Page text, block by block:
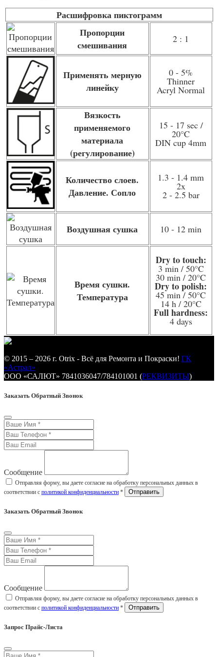
Расшифровка пиктограмм
Пропорции
смешивания
2 : 1
Применять мерную
линейку
0 - 5%
Thinner
Acryl Normal
Вязкость
применяемого
материала
(регулирование)
15 - 17 sec /
20°C
DIN cup 4mm
Количество слоев.
Давление. Сопло
1.3 - 1.4 mm
2x
2 - 2.5 bar
Воздушная сушка 10 - 12 min
Время сушки.
Температура
Dry to touch:
3 min / 50°C
30 min / 20°C
Dry to polish:
45 min / 50°C
14 h / 20°C
Full hardness:
4 days
© 2015 – 2026 г. Otrix - Всё для Ремонта и Покраски! ГК
«Астрал»
ООО «САЛЮТ» 7841036047/784101001 (РЕКВИЗИТЫ)
Заказать Обратный Звонок
Сообщение
Отправляя форму, вы даете согласие на обработку персональных данных в
соответствии с политикой конфиденциальности *
Заказать Обратный Звонок
Сообщение
Отправляя форму, вы даете согласие на обработку персональных данных в
соответствии с политикой конфиденциальности *
Запрос Прайс-Листа